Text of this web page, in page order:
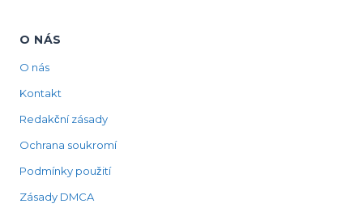
O NÁS
O nás
Kontakt
Redakční zásady
Ochrana soukromí
Podmínky použití
Zásady DMCA